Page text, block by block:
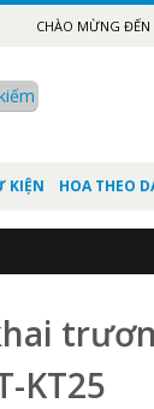
CHÀO MỪNG ĐẾN
KIỆN HOA THEO
KT25